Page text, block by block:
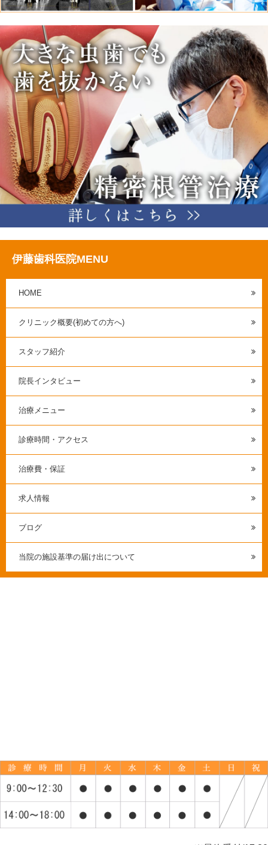
伊藤歯科医院MENU
HOME
クリニック概要(初めての方へ)
スタッフ紹介
院長インタビュー
治療メニュー
診療時間・アクセス
治療費・保証
求人情報
ブログ
当院の施設基準の届け出について